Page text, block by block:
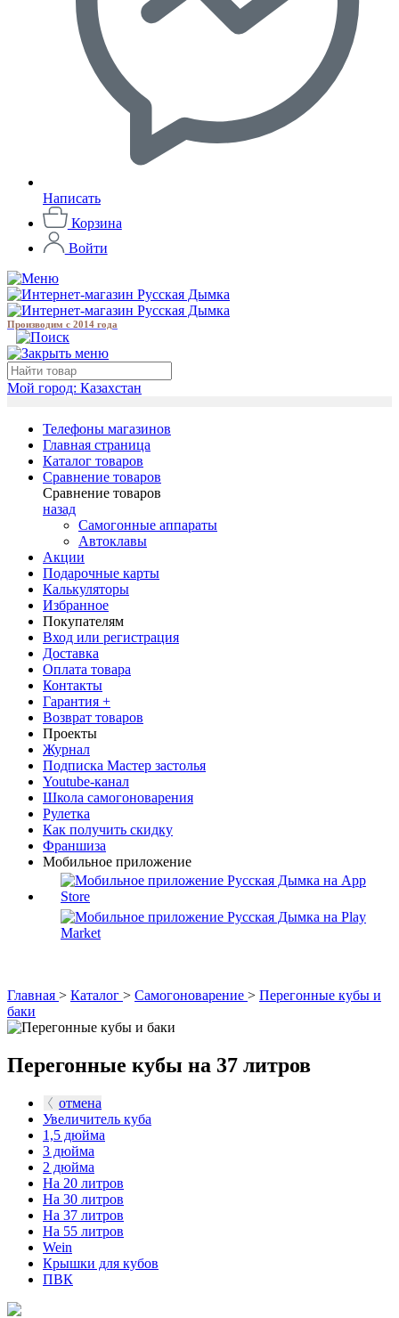
Написать
Корзина
Войти
Производим с 2014 года
Мой город: Казахстан
Телефоны магазинов
Главная страница
Каталог товаров
Сравнение товаров
Сравнение товаров
назад
Самогонные аппараты
Автоклавы
Акции
Подарочные карты
Калькуляторы
Избранное
Покупателям
Вход или регистрация
Доставка
Оплата товара
Контакты
Гарантия +
Возврат товаров
Проекты
Журнал
Подписка Мастер застолья
Youtube-канал
Школа самогоноварения
Рулетка
Как получить скидку
Франшиза
Мобильное приложение
Главная > Каталог > Самогоноварение > Перегонные кубы и
баки
Перегонные кубы на 37 литров
отмена
Увеличитель куба
1,5 дюйма
3 дюйма
2 дюйма
На 20 литров
На 30 литров
На 37 литров
На 55 литров
Wein
Крышки для кубов
ПВК